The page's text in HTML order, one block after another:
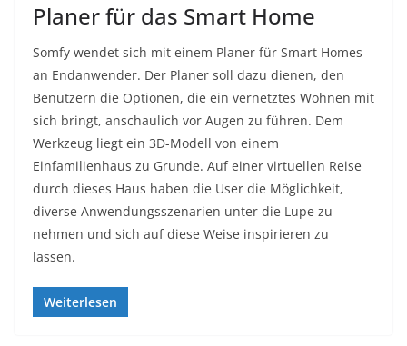
Planer für das Smart Home
Somfy wendet sich mit einem Planer für Smart Homes
an Endanwender. Der Planer soll dazu dienen, den
Benutzern die Optionen, die ein vernetztes Wohnen mit
sich bringt, anschaulich vor Augen zu führen. Dem
Werkzeug liegt ein 3D-Modell von einem
Einfamilienhaus zu Grunde. Auf einer virtuellen Reise
durch dieses Haus haben die User die Möglichkeit,
diverse Anwendungsszenarien unter die Lupe zu
nehmen und sich auf diese Weise inspirieren zu
lassen.
Weiterlesen